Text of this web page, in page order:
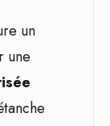
un
une